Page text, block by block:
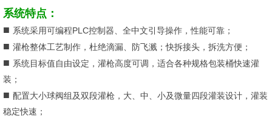
系统特点：
■ 系统采用可编程PLC控制器、全中文引导操作，性能可靠；
■ 灌枪整体工艺制作，杜绝滴漏、防飞溅；快拆接头，拆洗方便；
■ 系统目标值自由设定，灌枪高度可调，适合各种规格包装桶快速灌
装；
■ 配置大小球阀组及双段灌枪，大、中、小及微量四段灌装设计，灌装
稳定快速；